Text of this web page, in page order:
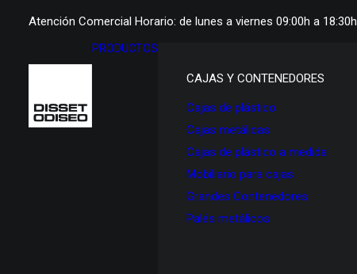
Atención Comercial Horario: de lunes a viernes 09:00h a 18:30h
PRODUCTOS
CAJAS Y CONTENEDORES
Cajas de plástico
Cajas metálicas
Cajas de plástico a medida
Mobiliario para cajas
Grandes Contenedores
Palés metálicos